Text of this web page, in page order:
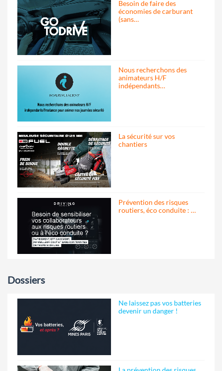
Besoin de faire des
économies de carburant
(sans…
Nous recherchons des
animateurs H/F
indépendants…
La sécurité sur vos
chantiers
Prévention des risques
routiers, éco conduite : …
Dossiers
Ne laissez pas vos batteries
devenir un danger !